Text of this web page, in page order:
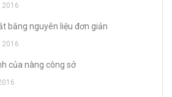
2016
bằng nguyên liệu đơn giản
2016
của nàng công sở